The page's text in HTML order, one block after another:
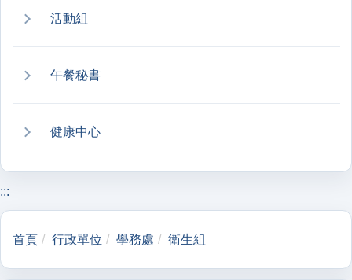
活動組
午餐秘書
健康中心
:::
首頁 行政單位 學務處 衛生組